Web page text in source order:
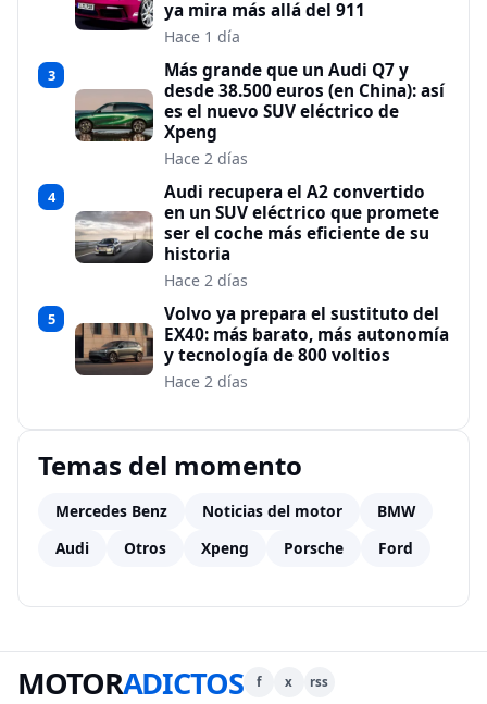
ya mira más allá del 911
Hace 1 día
3
Más grande que un Audi Q7 y
desde 38.500 euros (en China): así
es el nuevo SUV eléctrico de
Xpeng
Hace 2 días
4
Audi recupera el A2 convertido
en un SUV eléctrico que promete
ser el coche más eficiente de su
historia
Hace 2 días
5
Volvo ya prepara el sustituto del
EX40: más barato, más autonomía
y tecnología de 800 voltios
Hace 2 días
Temas del momento
Mercedes Benz Noticias del motor
BMW
Audi
Otros Xpeng Porsche Ford
MOTORADICTOS f x rss